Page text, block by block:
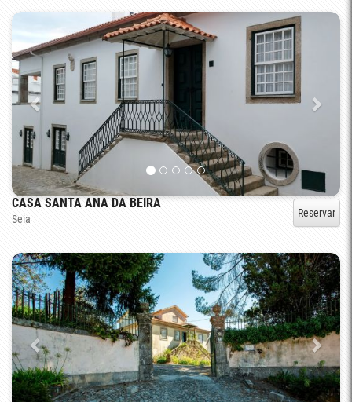
CASA SANTA ANA DA BEIRA
Seia Reservar